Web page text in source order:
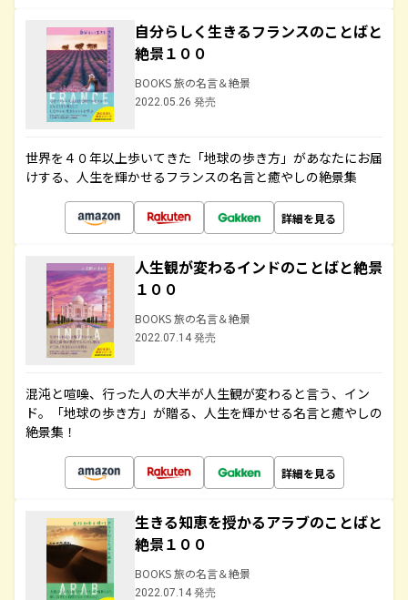
自分らしく生きるフランスのことばと
絶景１００
BOOKS 旅の名言＆絶景
2022.05.26 発売
世界を４０年以上歩いてきた「地球の歩き方」があなたにお届
けする、人生を輝かせるフランスの名言と癒やしの絶景集
詳細を見る
人生観が変わるインドのことばと絶景
１００
BOOKS 旅の名言＆絶景
2022.07.14 発売
混沌と喧噪、行った人の大半が人生観が変わると言う、イン
ド。「地球の歩き方」が贈る、人生を輝かせる名言と癒やしの
絶景集！
詳細を見る
生きる知恵を授かるアラブのことばと
絶景１００
BOOKS 旅の名言＆絶景
2022.07.14 発売